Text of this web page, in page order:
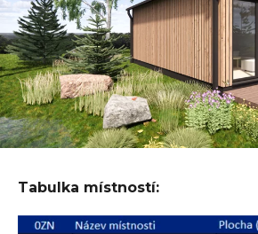
Tabulka místností: